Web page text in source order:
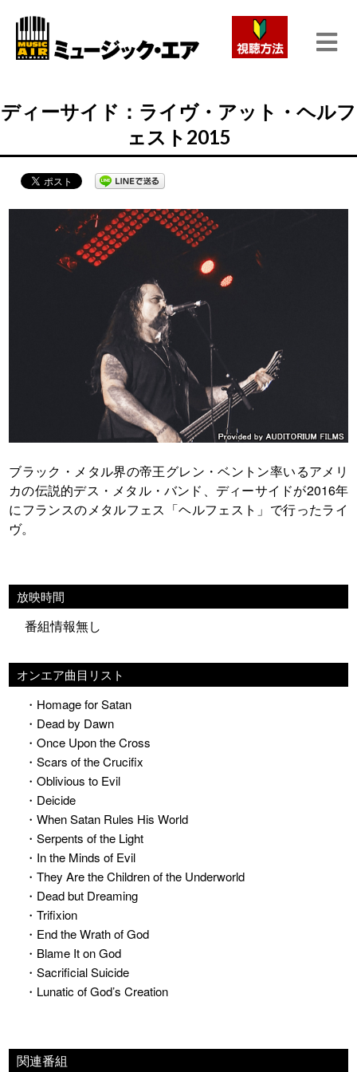
ディーサイド：ライヴ・アット・ヘルフ
ェスト2015
ブラック・メタル界の帝王グレン・ベントン率いるアメリ
カの伝説的デス・メタル・バンド、ディーサイドが2016年
にフランスのメタルフェス「ヘルフェスト」で行ったライ
ヴ。
放映時間
番組情報無し
オンエア曲目リスト
・Homage for Satan
・Dead by Dawn
・Once Upon the Cross
・Scars of the Crucifix
・Oblivious to Evil
・Deicide
・When Satan Rules His World
・Serpents of the Light
・In the Minds of Evil
・They Are the Children of the Underworld
・Dead but Dreaming
・Trifixion
・End the Wrath of God
・Blame It on God
・Sacrificial Suicide
・Lunatic of God’s Creation
関連番組